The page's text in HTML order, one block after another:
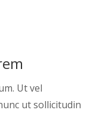
Ut vel
ut sollicitudin